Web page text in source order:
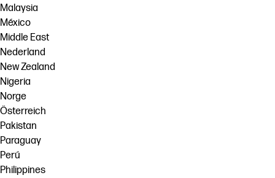
Malaysia
México
Middle East
Nederland
New Zealand
Nigeria
Norge
Österreich
Pakistan
Paraguay
Perú
Philippines